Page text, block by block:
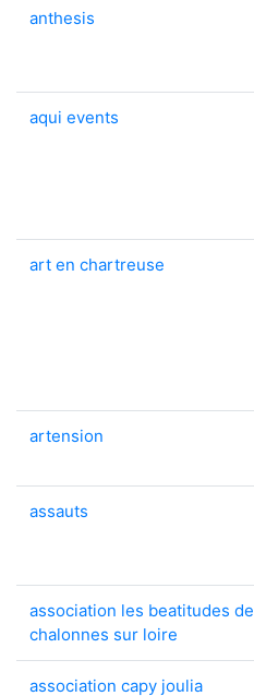
anthesis
aqui events
art en chartreuse
artension
assauts
association les beatitudes de
chalonnes sur loire
association capy joulia